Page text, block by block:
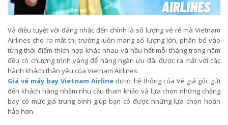
Và điều tuyệt vời đáng nhắc đến chính là số lượng vé rẻ mà Vietnam
Airlines cho ra mắt thị trường luôn mang số lượng lớn, phân bổ vào
từng thời điểm thích hợp khác nhau và hầu hết mỗi tháng trong năm
đều có chương trình vàng để hàng ngàn ưu đãi được ra mắt với các
hành khách thân yêu của Vietnam Airlines.
Giá vé máy bay Vietnam Airline được hệ thống của Vé giá gốc gửi
đến khách hàng nhằm nhu cầu tham khảo và lựa chọn những chặng
bay có mức giá trung bình giúp bạn có được những lựa chọn hoàn
hảo hơn.